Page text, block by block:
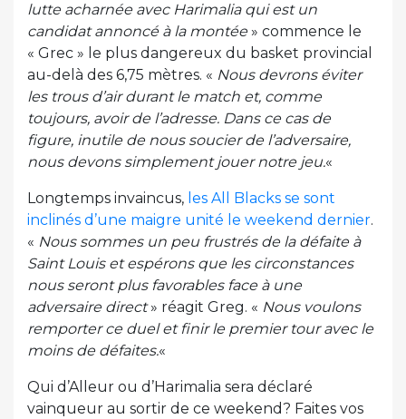
lutte acharnée avec Harimalia qui est un
candidat annoncé à la montée» commence le
« Grec » le plus dangereux du basket provincial
au-delà des 6,75 mètres. « Nous devrons éviter
les trous d’air durant le match et, comme
toujours, avoir de l’adresse. Dans ce cas de
figure, inutile de nous soucier de l’adversaire,
nous devons simplement jouer notre jeu.«
Longtemps invaincus, les All Blacks se sont
inclinés d’une maigre unité le weekend dernier.
« Nous sommes un peu frustrés de la défaite à
Saint Louis et espérons que les circonstances
nous seront plus favorables face à une
adversaire direct» réagit Greg. « Nous voulons
remporter ce duel et finir le premier tour avec le
moins de défaites.«
Qui d’Alleur ou d’Harimalia sera déclaré
vainqueur au sortir de ce weekend? Faites vos